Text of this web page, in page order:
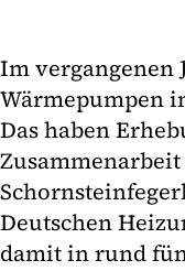
Im vergangenen
Wärmepumpen
Das haben
Deutschen
damit in rund